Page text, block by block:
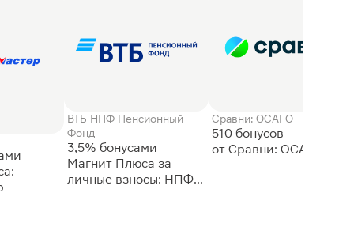
ВТБ НПФ Пенсионный
Фонд
3,5% бонусами
Магнит Плюса за
личные взносы: НПФ
Сравни: ОСАГО
510 бонусов